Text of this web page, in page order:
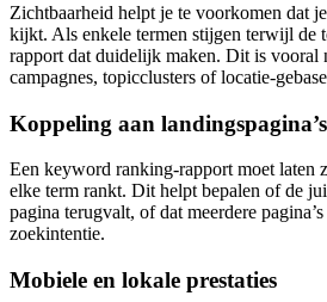
Zichtbaarheid helpt je te voorkomen dat
kijkt. Als enkele termen stijgen terwijl de
rapport dat duidelijk maken. Dit is vooral
campagnes, topicclusters of
Koppeling aan landingspagina’s
Een keyword ranking-rapport moet laten
elke term rankt. Dit helpt bepalen of de
pagina terugvalt, of dat meerdere
zoekintentie.
Mobiele en lokale prestaties